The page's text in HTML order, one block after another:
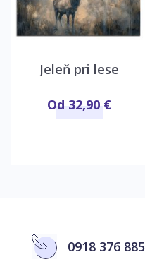
Jeleň pri lese
Od 32,90 €
0918 376 885